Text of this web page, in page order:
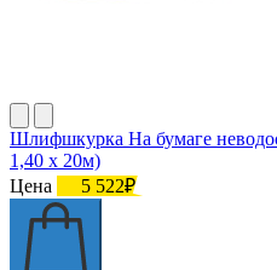
Шлифшкурка На бумаге
1,40 х 20м)
Цена
5 522₽